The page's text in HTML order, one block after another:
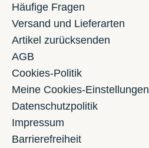
Häufige Fragen
Versand und Lieferarten
Artikel zurücksenden
AGB
Cookies-Politik
Meine Cookies-Einstellungen
Datenschutzpolitik
Impressum
Barrierefreiheit